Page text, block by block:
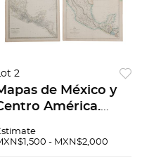
2
de México y
América.
4 piezas- MXN$2,000